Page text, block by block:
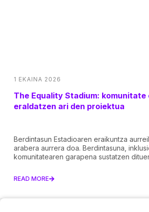
1 EKAINA 2026
The Equality Stadium: komunitate
eraldatzen ari den proiektua
Berdintasun Estadioaren eraikuntza
arabera aurrera doa. Berdintasuna,
komunitatearen garapena sustatzen
READ MORE